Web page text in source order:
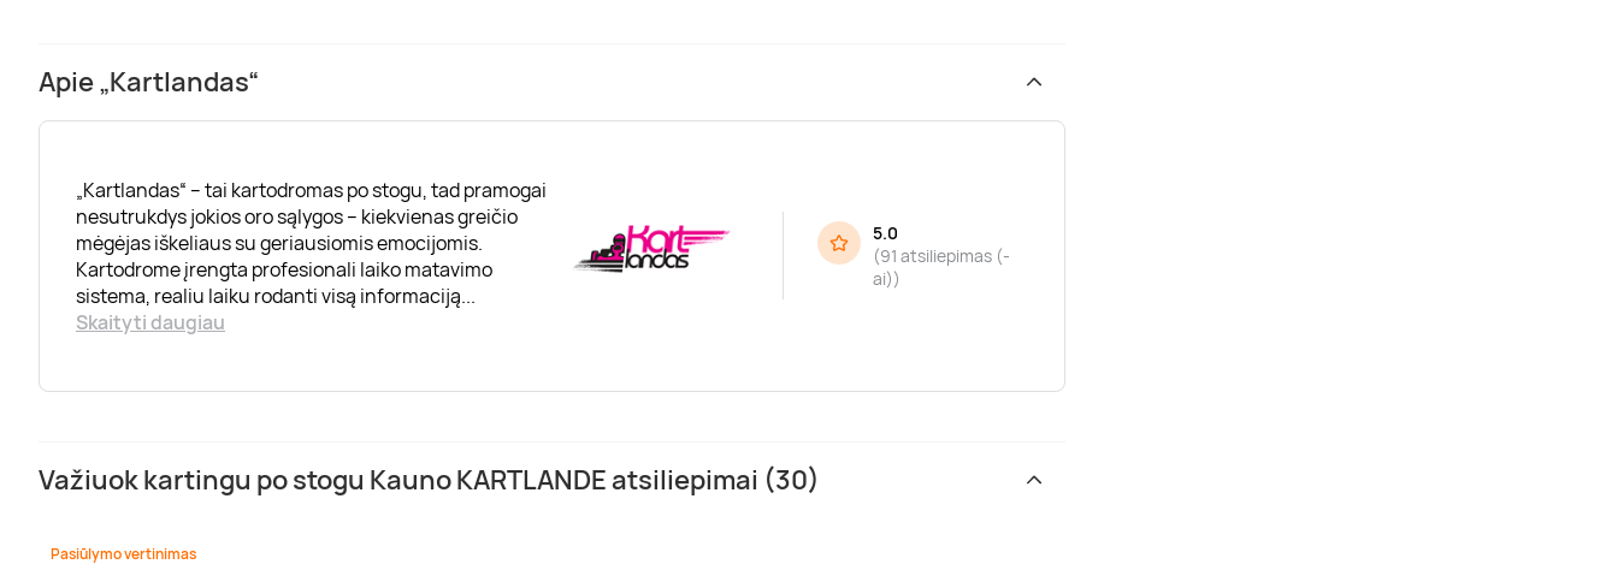
Apie „Kartlandas“
„Kartlandas“ – tai kartodromas po stogu, tad pramogai
nesutrukdys jokios oro sąlygos – kiekvienas greičio
mėgėjas iškeliaus su geriausiomis emocijomis.
Kartodrome įrengta profesionali laiko matavimo
sistema, realiu laiku rodanti visą informaciją...
Skaityti daugiau
5.0
(91 atsiliepimas (-
ai))
Važiuok kartingu po stogu Kauno KARTLANDE atsiliepimai (30)
Pasiūlymo vertinimas